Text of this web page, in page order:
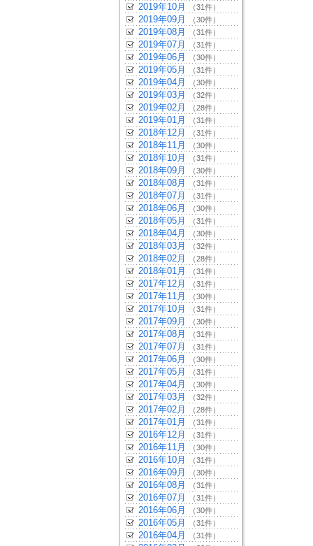
2019年10月 （31件）
2019年09月 （30件）
2019年08月 （31件）
2019年07月 （31件）
2019年06月 （30件）
2019年05月 （31件）
2019年04月 （30件）
2019年03月 （32件）
2019年02月 （28件）
2019年01月 （31件）
2018年12月 （31件）
2018年11月 （30件）
2018年10月 （31件）
2018年09月 （30件）
2018年08月 （31件）
2018年07月 （31件）
2018年06月 （30件）
2018年05月 （31件）
2018年04月 （30件）
2018年03月 （32件）
2018年02月 （28件）
2018年01月 （31件）
2017年12月 （31件）
2017年11月 （30件）
2017年10月 （31件）
2017年09月 （30件）
2017年08月 （31件）
2017年07月 （31件）
2017年06月 （30件）
2017年05月 （31件）
2017年04月 （30件）
2017年03月 （32件）
2017年02月 （28件）
2017年01月 （31件）
2016年12月 （31件）
2016年11月 （30件）
2016年10月 （31件）
2016年09月 （30件）
2016年08月 （31件）
2016年07月 （31件）
2016年06月 （30件）
2016年05月 （31件）
2016年04月 （31件）